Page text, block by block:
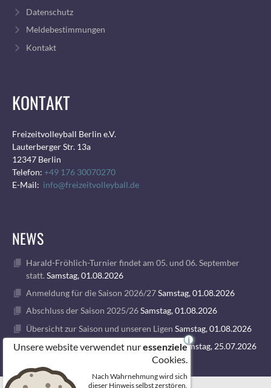
Datenschutz
Meldebestimmungen
Kontakt
KONTAKT
Freizeitvolleyball Berlin e.V.
Lauterberger Str. 13a
12347 Berlin
Telefon: +49 176 30070270
E-Mail: info@freizeitvolleyball.de
NEWS
Harald-Fröhlich-Turnier findet am 05. und 06. September
statt. Samstag, 01.08.2026
Anmeldung für die Saison 2026/27Samstag, 01.08.2026
Abschluss der Saison 2025/26Samstag, 01.08.2026
Übersicht zur Saison und unseren Ligen Samstag, 01.08.2026
1. VOLLEY GODS SUMMER CAMP 2026 Samstag, 25.07.2026
© 2026 FREIZEITVOLLEYBALL BERLIN
Unsere website verwendet nuressenziele
Cookies.
Nach Wahrnehmung wird sich
dieser Hinweis selbst zerstören.
i